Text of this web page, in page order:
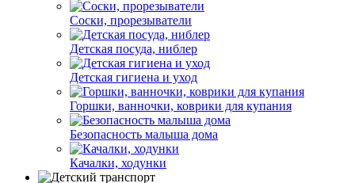
Соски, прорезыватели
Детская посуда, ниблер
Детская гигиена и уход
Горшки, ванночки, коврики для купания
Безопасность малыша дома
Качалки, ходунки